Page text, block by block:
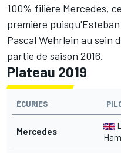
100% filière Mercedes,
première
Pascal Wehrlein au sein
partie de saison 2016.
Plateau 2019
ÉCURIES
Mercedes